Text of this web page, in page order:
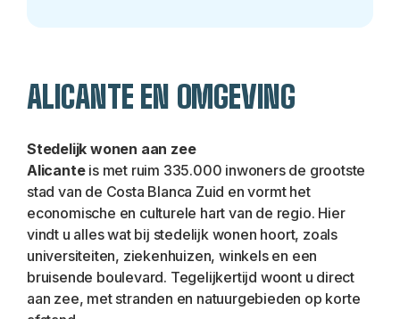
ALICANTE EN OMGEVING
Stedelijk wonen aan zee
Alicante is met ruim 335.000 inwoners de grootste
stad van de Costa Blanca Zuid en vormt het
economische en culturele hart van de regio. Hier
vindt u alles wat bij stedelijk wonen hoort, zoals
universiteiten, ziekenhuizen, winkels en een
bruisende boulevard. Tegelijkertijd woont u direct
aan zee, met stranden en natuurgebieden op korte